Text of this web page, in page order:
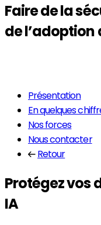
Faire de la
de l’adoption
Présentation
En quelques
Nos forces
Nous contacter
Retour
Protégez vos
IA